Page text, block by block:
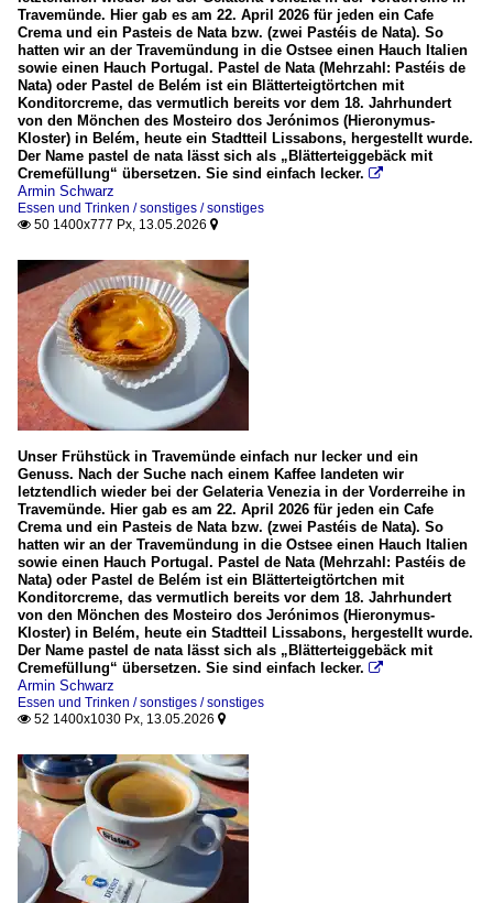
Travemünde. Hier gab es am 22. April 2026 für jeden ein Cafe
Crema und ein Pasteis de Nata bzw. (zwei Pastéis de Nata). So
hatten wir an der Travemündung in die Ostsee einen Hauch Italien
sowie einen Hauch Portugal. Pastel de Nata (Mehrzahl: Pastéis de
Nata) oder Pastel de Belém ist ein Blätterteigtörtchen mit
Konditorcreme, das vermutlich bereits vor dem 18. Jahrhundert
von den Mönchen des Mosteiro dos Jerónimos (Hieronymus-
Kloster) in Belém, heute ein Stadtteil Lissabons, hergestellt wurde.
Der Name pastel de nata lässt sich als „Blätterteiggebäck mit
Cremefüllung“ übersetzen. Sie sind einfach lecker. 
Armin Schwarz
Essen und Trinken / sonstiges / sonstiges
 50 1400x777 Px, 13.05.2026 
Unser Frühstück in Travemünde einfach nur lecker und ein
Genuss. Nach der Suche nach einem Kaffee landeten wir
letztendlich wieder bei der Gelateria Venezia in der Vorderreihe in
Travemünde. Hier gab es am 22. April 2026 für jeden ein Cafe
Crema und ein Pasteis de Nata bzw. (zwei Pastéis de Nata). So
hatten wir an der Travemündung in die Ostsee einen Hauch Italien
sowie einen Hauch Portugal. Pastel de Nata (Mehrzahl: Pastéis de
Nata) oder Pastel de Belém ist ein Blätterteigtörtchen mit
Konditorcreme, das vermutlich bereits vor dem 18. Jahrhundert
von den Mönchen des Mosteiro dos Jerónimos (Hieronymus-
Kloster) in Belém, heute ein Stadtteil Lissabons, hergestellt wurde.
Der Name pastel de nata lässt sich als „Blätterteiggebäck mit
Cremefüllung“ übersetzen. Sie sind einfach lecker. 
Armin Schwarz
Essen und Trinken / sonstiges / sonstiges
 52 1400x1030 Px, 13.05.2026 